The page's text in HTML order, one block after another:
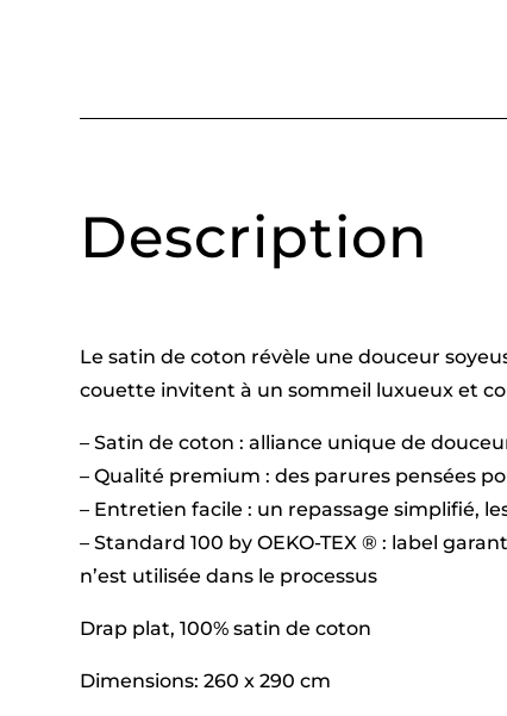
Description
Le satin de coton révèle une douceur
couette invitent à un sommeil luxueux et
– Satin de coton : alliance unique de
– Qualité premium : des parures pensées
– Entretien facile : un repassage simplifié,
– Standard 100 by OEKO-TEX ® : label
n’est utilisée dans le processus
Drap plat, 100% satin de coton
Dimensions: 260 x 290 cm